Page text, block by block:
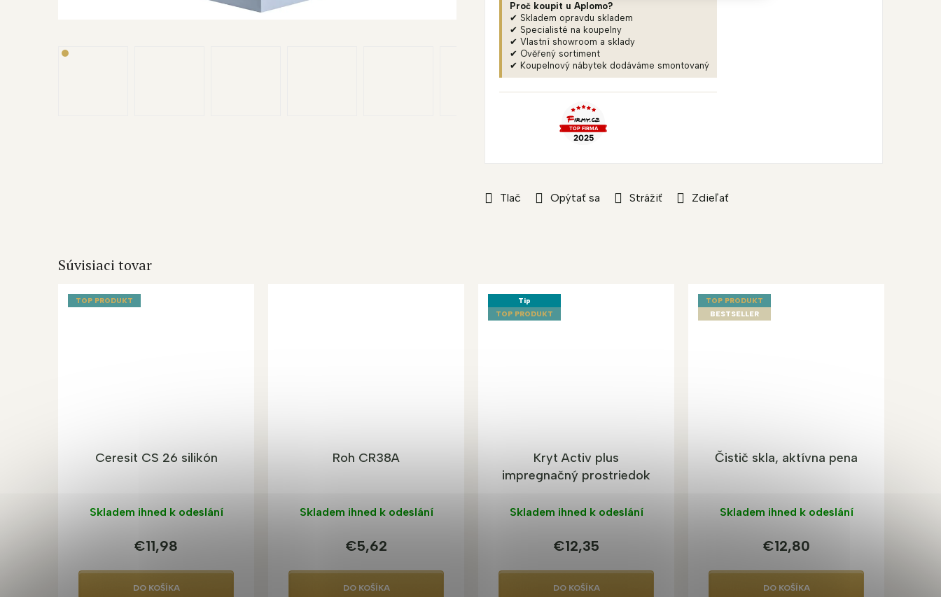
Tlač Opýtať sa Strážiť Zdieľať
Proč koupit u Aplomo?
✔ Skladem opravdu skladem
✔ Specialisté na koupelny
✔ Vlastní showroom a sklady
✔ Ověřený sortiment
✔ Koupelnový nábytek dodáváme smontovaný
Súvisiaci tovar
TOP PRODUKT
Ceresit CS 26 silikón
Skladem ihned k odeslání
€11,98
DO KOŠÍKA
Roh CR38A
Skladem ihned k odeslání
€5,62
DO KOŠÍKA
Tip
TOP PRODUKT
Kryt Activ plus
impregnačný prostriedok
Skladem ihned k odeslání
€12,35
DO KOŠÍKA
TOP PRODUKT
BESTSELLER
Čistič skla, aktívna pena
Skladem ihned k odeslání
€12,80
DO KOŠÍKA